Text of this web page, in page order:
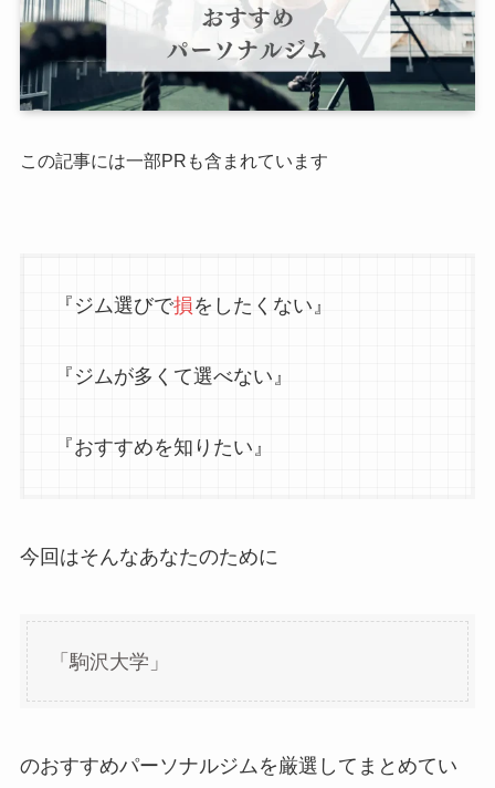
この記事には一部PRも含まれています
『ジム選びで損をしたくない』
『ジムが多くて選べない』
『おすすめを知りたい』
今回はそんなあなたのために
「駒沢大学」
のおすすめパーソナルジムを厳選してまとめてい